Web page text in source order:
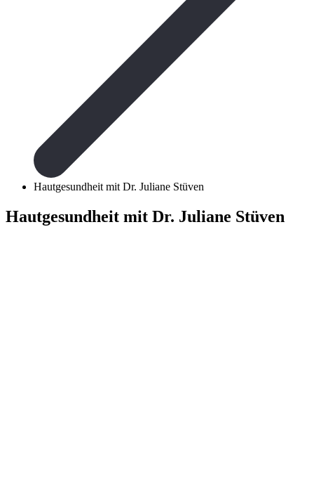
Hautgesundheit mit Dr. Juliane Stüven
Hautgesundheit mit Dr. Juliane Stüven